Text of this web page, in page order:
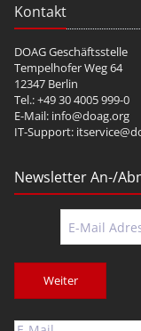
Kontakt
DOAG Geschäftsstelle
Tempelhofer Weg 64
12347 Berlin
Tel.: +49 30 4005 999-0
E-Mail: info@doag.org
IT-Support:
Newsletter An-/
Weiter